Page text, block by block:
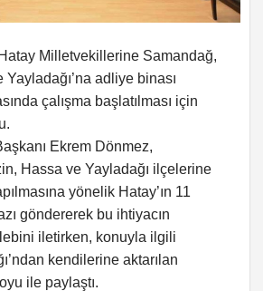
Milletvekillerine Samandağ,
adliye binası
çalışma başlatılması için
Ekrem Dönmez,
Hassa ve Yayladağı ilçelerine
yönelik Hatay’ın 11
göndererek bu ihtiyacın
iletirken, konuyla ilgili
kendilerine aktarılan
ile paylaştı.